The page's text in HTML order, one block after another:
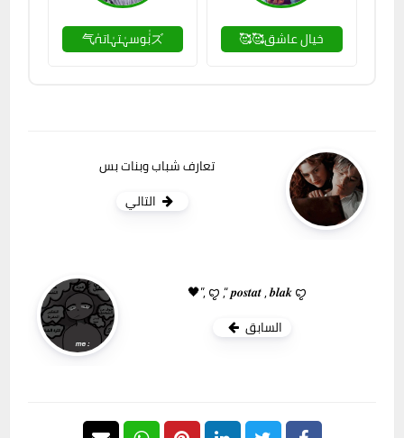
خيال عاشق🥰🥰 ズبٰٰوسہٰتہٰاتہٰ气
تعارف شباب وبنات بس
التالي
ꨄ ,“ 𝒑𝒐𝒔𝒕𝒂𝒕 , 𝒃𝒍𝒂𝒌 ꨄ ,”🖤
السابق